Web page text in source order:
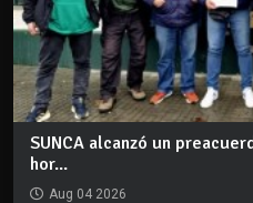
SUNCA alcanzó un
hor...
Aug 04 2026